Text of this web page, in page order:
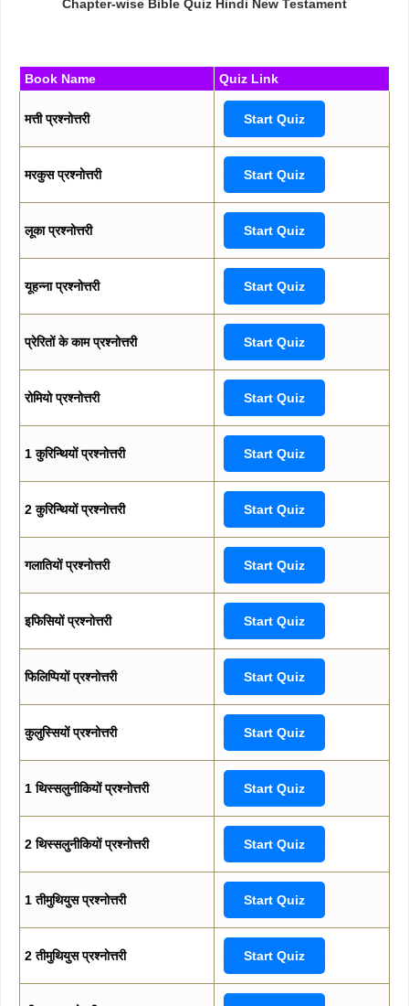
Chapter-wise Bible Quiz Hindi New Testament
Book Name Quiz Link
मत्ती प्रश्नोत्तरी Start Quiz
मरकुस प्रश्नोत्तरी Start Quiz
लूका प्रश्नोत्तरी Start Quiz
यूहन्ना प्रश्नोत्तरी Start Quiz
प्रेरितों के काम प्रश्नोत्तरी Start Quiz
रोमियो प्रश्नोत्तरी Start Quiz
1 कुरिन्थियों प्रश्नोत्तरी Start Quiz
2 कुरिन्थियों प्रश्नोत्तरी Start Quiz
गलातियों प्रश्नोत्तरी Start Quiz
इफिसियों प्रश्नोत्तरी Start Quiz
फिलिप्पियों प्रश्नोत्तरी Start Quiz
कुलुस्सियों प्रश्नोत्तरी Start Quiz
1 थिस्सलुनीकियों प्रश्नोत्तरी Start Quiz
2 थिस्सलुनीकियों प्रश्नोत्तरी Start Quiz
1 तीमुथियुस प्रश्नोत्तरी Start Quiz
2 तीमुथियुस प्रश्नोत्तरी Start Quiz